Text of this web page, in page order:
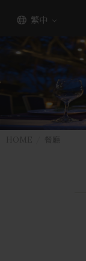
繁中